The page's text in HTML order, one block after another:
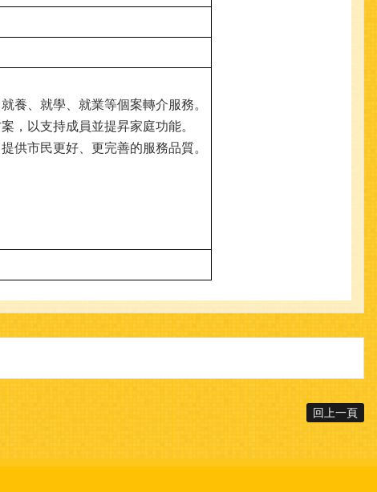
養、就學、就業等個案轉介服務。
，以支持成員並提昇家庭功能。
供市民更好、更完善的服務品質。
回上一頁